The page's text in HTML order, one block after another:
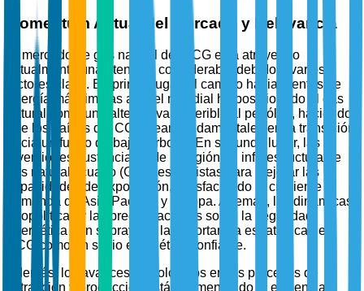
Momentum Actual del Mercado y Relevancia
El mercado de gas natural del CCG está atrayendo
actualmente una atención considerable debido a varios
factores clave. En primer lugar, el cambio hacia fuentes de
energía más limpias a nivel mundial ha posicionado al gas
natural como una alternativa preferible al petróleo, haciendo
que los países del CCG sean fundamentales en la transición
hacia un futuro de bajo carbono. En segundo lugar, las
inversiones sustanciales de la región en infraestructura de
gas natural licuado (GNL) están listas para mejorar las
capacidades de exportación, satisfaciendo la creciente
demanda de Asia-Pacífico y Europa. Además, las dinámicas
geopolíticas y las preocupaciones sobre la seguridad
energética han subrayado la importancia estratégica del
CCG como un socio energético confiable.
Además, los avances tecnológicos en los procesos de
extracción y producción están aumentando la eficiencia y